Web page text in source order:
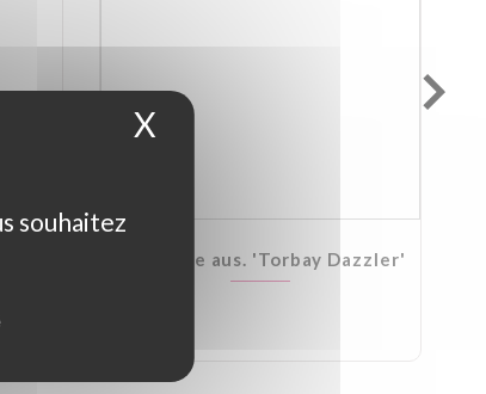
Cordyline aus. 'Torbay Dazzler'
souhaitez
X Masquer le bandeau